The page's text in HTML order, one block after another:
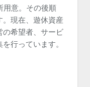
用意。その後順
。現在、遊休資産
の希望者、サービ
行っています。